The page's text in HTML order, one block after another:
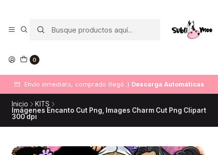
0
Envío inmediato, comprado illegó :) Descarga Automáticas
Inicio
KITS
Imágenes Encanto Cut Png, Images Charm Cut Png Clipart
300 dpi